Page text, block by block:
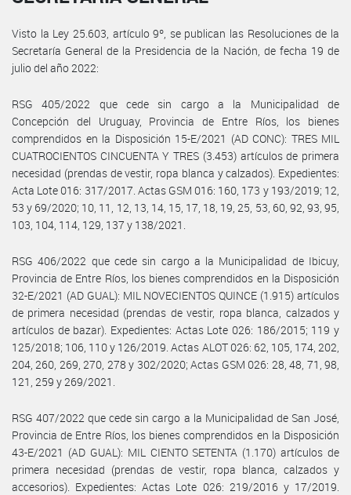
Visto la Ley 25.603, artículo 9º, se publican las Resoluciones de la
Secretaría General de la Presidencia de la Nación, de fecha 19 de
julio del año 2022:
RSG 405/2022 que cede sin cargo a la Municipalidad de
Concepción del Uruguay, Provincia de Entre Ríos, los bienes
comprendidos en la Disposición 15-E/2021 (AD CONC): TRES MIL
CUATROCIENTOS CINCUENTA Y TRES (3.453) artículos de primera
necesidad (prendas de vestir, ropa blanca y calzados). Expedientes:
Acta Lote 016: 317/2017. Actas GSM 016: 160, 173 y 193/2019; 12,
53 y 69/2020; 10, 11, 12, 13, 14, 15, 17, 18, 19, 25, 53, 60, 92, 93, 95,
103, 104, 114, 129, 137 y 138/2021.
RSG 406/2022 que cede sin cargo a la Municipalidad de Ibicuy,
Provincia de Entre Ríos, los bienes comprendidos en la Disposición
32-E/2021 (AD GUAL): MIL NOVECIENTOS QUINCE (1.915) artículos
de primera necesidad (prendas de vestir, ropa blanca, calzados y
artículos de bazar). Expedientes: Actas Lote 026: 186/2015; 119 y
125/2018; 106, 110 y 126/2019. Actas ALOT 026: 62, 105, 174, 202,
204, 260, 269, 270, 278 y 302/2020; Actas GSM 026: 28, 48, 71, 98,
121, 259 y 269/2021.
RSG 407/2022 que cede sin cargo a la Municipalidad de San José,
Provincia de Entre Ríos, los bienes comprendidos en la Disposición
43-E/2021 (AD GUAL): MIL CIENTO SETENTA (1.170) artículos de
primera necesidad (prendas de vestir, ropa blanca, calzados y
accesorios). Expedientes: Actas Lote 026: 219/2016 y 17/2019.